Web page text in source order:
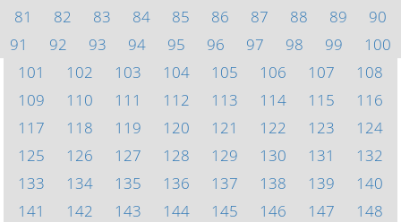
81
82 83 84 85 86 87 88 89
90
91
92 93 94 95 96 97 98 99
100
101
102 103 104 105 106 107
108
109
110 111 112 113 114 115
116
117
118 119 120 121 122 123
124
125
126 127 128 129 130 131
132
133
134 135 136 137 138 139
140
141
142 143 144 145 146 147
148